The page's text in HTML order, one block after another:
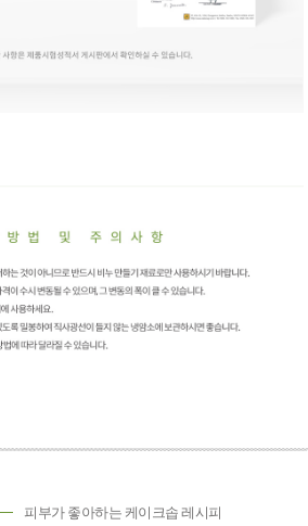
피부가 좋아하는 케이크솝 레시피